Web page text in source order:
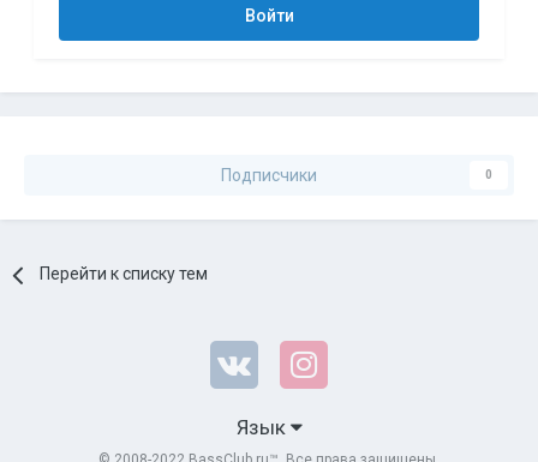
Войти
Подписчики 0
Перейти к списку тем
Язык